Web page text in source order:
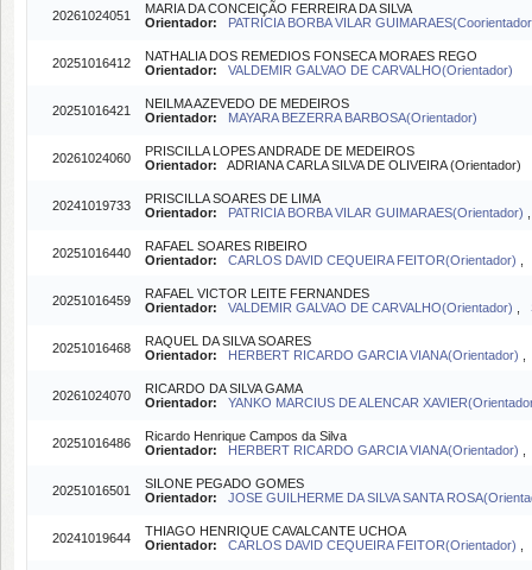
20261024051
MARIA DA CONCEIÇÃO FERREIRA DA SILVA
Orientador:
PATRICIA BORBA VILAR
20251016412
NATHALIA DOS REMEDIOS FONSECA MORAES REGO
Orientador:
VALDEMIR GALVAO DE CARVALHO(Orientador)
20251016421
NEILMA AZEVEDO DE MEDEIROS
Orientador:
MAYARA BEZERRA BARBOSA(Orientador)
20261024060
PRISCILLA LOPES ANDRADE DE MEDEIROS
Orientador: ADRIANA CARLA SILVA DE OLIVEIRA (Orientador)
20241019733
PRISCILLA SOARES DE LIMA
Orientador:
PATRICIA BORBA VILAR GUIMARAES(Orientador)
20251016440
RAFAEL SOARES RIBEIRO
Orientador:
CARLOS DAVID CEQUEIRA FEITOR(Orientador)
20251016459
RAFAEL VICTOR LEITE FERNANDES
Orientador:
VALDEMIR GALVAO DE CARVALHO(Orientador)
20251016468
RAQUEL DA SILVA SOARES
Orientador:
HERBERT RICARDO GARCIA VIANA(Orientador)
20261024070
RICARDO DA SILVA GAMA
Orientador:
YANKO MARCIUS DE ALENCAR
20251016486
Ricardo Henrique Campos da Silva
Orientador:
HERBERT RICARDO GARCIA VIANA(Orientador)
20251016501
SILONE PEGADO GOMES
Orientador:
JOSE GUILHERME DA SILVA SANTA
20241019644
THIAGO HENRIQUE CAVALCANTE UCHOA
Orientador:
CARLOS DAVID CEQUEIRA FEITOR(Orientador)